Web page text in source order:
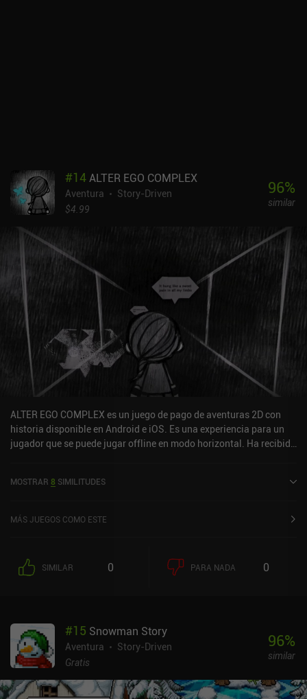
#14ALTER EGO COMPLEX
Aventura
Story-Driven
$4.99
96%
similar
ALTER EGO COMPLEX es un juego de pago de aventuras 2D con
historia disponible en Android e iOS. Es una experiencia para un
jugador que se puede jugar offline en modo horizontal. Ha recibido
actual de 4,7 sobre 5,0 en Google Play y de 4,8 sobre 5,0 en la App
MOSTRAR 8 SIMILITUDES
MÁS JUEGOS COMO ESTE
SIMILAR 0 PARA NADA 0
#15 Snowman Story
Aventura
Story-Driven
Gratis
96%
similar